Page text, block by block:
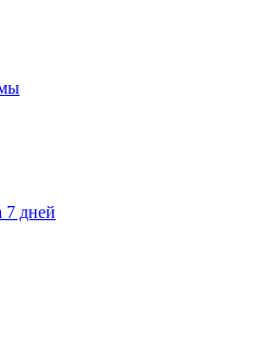
7 дней